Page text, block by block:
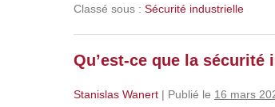
Classé sous : Sécurité industrielle
Qu’est-ce que la
Stanislas Wanert | Publié le 16 mars